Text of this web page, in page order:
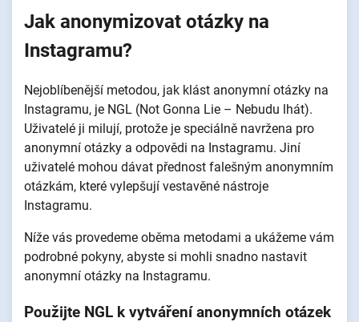
Jak anonymizovat otázky na
Instagramu?
Nejoblíbenější metodou, jak klást anonymní otázky na
Instagramu, je NGL (Not Gonna Lie – Nebudu lhát).
Uživatelé ji milují, protože je speciálně navržena pro
anonymní otázky a odpovědi na Instagramu. Jiní
uživatelé mohou dávat přednost falešným anonymním
otázkám, které vylepšují vestavěné nástroje
Instagramu.
Níže vás provedeme oběma metodami a ukážeme vám
podrobné pokyny, abyste si mohli snadno nastavit
anonymní otázky na Instagramu.
Použijte NGL k vytváření anonymních otázek